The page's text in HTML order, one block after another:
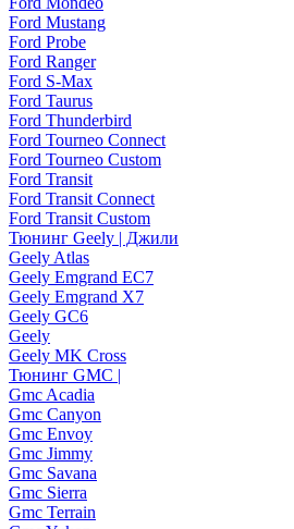
Ford Mustang
Ford Probe
Ford Ranger
Ford S-Max
Ford Taurus
Ford Thunderbird
Ford Tourneo Connect
Ford Tourneo Custom
Ford Transit
Ford Transit Connect
Ford Transit Custom
Тюнинг Geely | Джили
Geely Atlas
Geely Emgrand EC7
Geely Emgrand X7
Geely GC6
Geely
Geely MK Cross
Тюнинг GMC |
Gmc Acadia
Gmc Canyon
Gmc Envoy
Gmc Jimmy
Gmc Savana
Gmc Sierra
Gmc Terrain